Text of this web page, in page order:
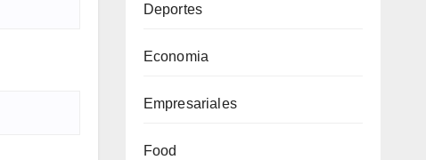
Deportes
Economia
Empresariales
Food